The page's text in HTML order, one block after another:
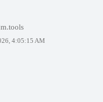
4:05:15 AM